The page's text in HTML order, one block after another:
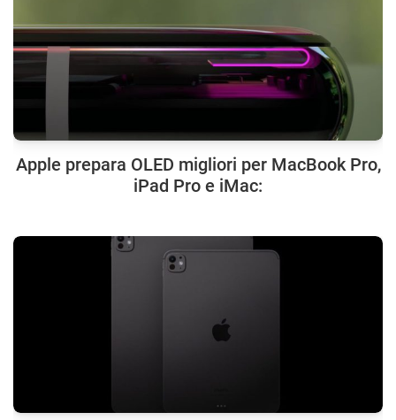
Apple prepara OLED migliori per MacBook Pro,
iPad Pro e iMac: